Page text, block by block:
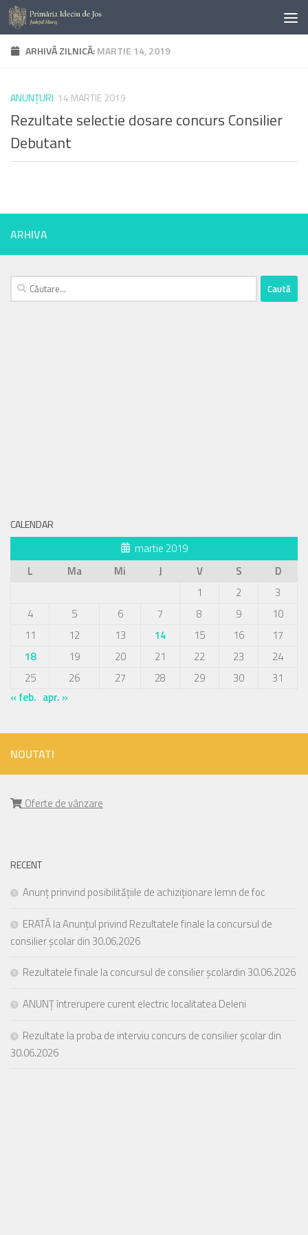
Skip to content
ARHIVĂ ZILNICĂ:MARTIE 14, 2019
ANUNŢURI 14 MARTIE 2019
Rezultate selectie dosare concurs Consilier
Debutant
ARHIVA
Caută
după:
CALENDAR
martie 2019
L
Ma Mi J V S
D
1
2
3
4
5 6 7 8 9
10
11
12 13 14 15 16
17
18
19 20 21 22 23
24
25
26 27 28 29 30
31
« feb. apr. »
NOUTATI
Oferte de vânzare
RECENT
Anunț prinvind posibilitățiile de achiziționare lemn de foc
ERATĂ la Anunțul privind Rezultatele finale la concursul de
consilier școlar din 30.06.2026
Rezultatele finale la concursul de consilier școlardin 30.06.2026
ANUNȚ întrerupere curent electric localitatea Deleni
Rezultate la proba de interviu concurs de consilier școlar din
30.06.2026